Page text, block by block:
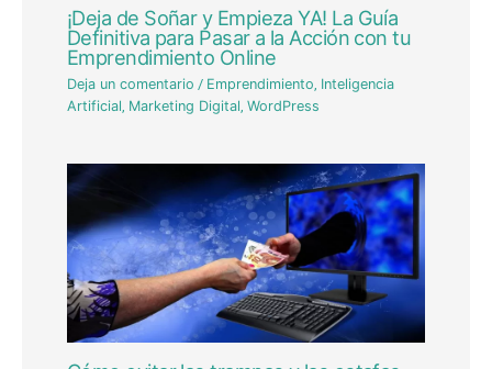
¡Deja de Soñar y Empieza YA! La Guía
Definitiva para Pasar a la Acción con tu
Emprendimiento Online
Deja un comentario / Emprendimiento, Inteligencia
Artificial, Marketing Digital,WordPress